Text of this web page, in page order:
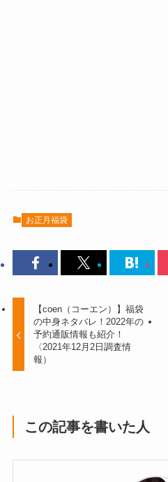
お正月福袋
【coen（コーエン）】福袋
の中身ネタバレ！2022年の
予約通販情報も紹介！
〈2021年12月2日調査情
報）
この記事を書いた人